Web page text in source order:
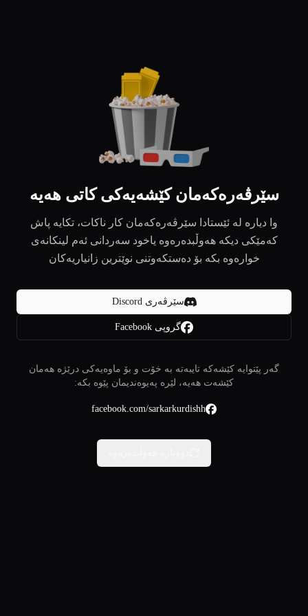
سێرڤەرەکەمان کێشەیەکی کاتی هەیە
وا دیارە لە ئێستادا سێرڤەرەکەمان کار ناکات، تکایە پاش
کەمێکی دیکە هەوڵبدەرەوە یاخود سەردانی ئەم لینکانەی
خوارەوە بکە بۆ دەستکەوتنی نوێترین زانیاریەکان
سێرڤەری Discord
گروپی Facebook
گەر پێتوایە کێشەکە تایبەتە بە خۆت و بۆ ماوەیەکی درێژە هەمان
کێشەت هەیە، لێرە پەیوەندیمان پێوە بکە:
facebook.com/sarkarkurdishh